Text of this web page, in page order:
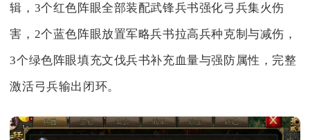
辑，3个红色阵眼全部装配武锋兵书强化弓兵集火伤
害，2个蓝色阵眼放置军略兵书拉高兵种克制与减伤，
3个绿色阵眼填充文伐兵书补充血量与强防属性，完整
激活弓兵输出闭环。